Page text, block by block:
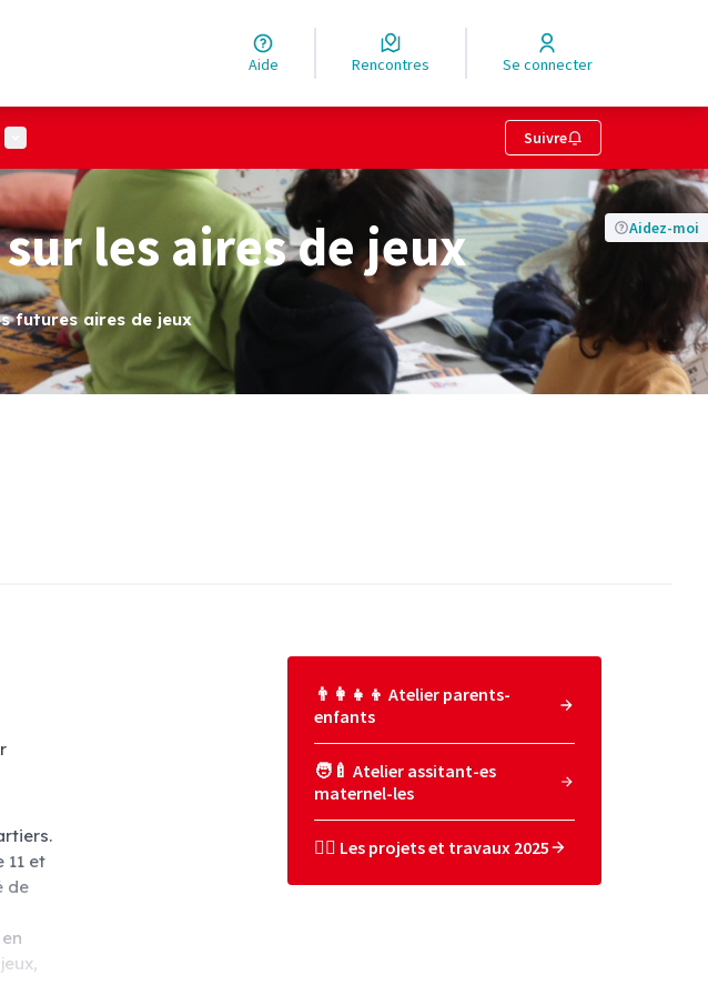
Aide Rencontres Se connecter
Menu utilisateur Suivre
Aidez-moi
les aires de jeux
futures aires de jeux
11 et
de
👨‍👩‍👧‍👦 Atelier parents-
enfants
🧑‍🍼 Atelier assitant-es
maternel-les
👷‍♀️ Les projets et travaux 2025